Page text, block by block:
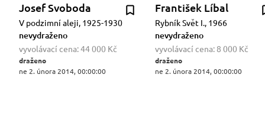
Josef Svoboda
V podzimní aleji, 1925-1930
nevydraženo
vyvolávací cena:44 000 Kč
draženo
ne 2. února 2014, 00:00:00
František Líbal
Rybník Svět I., 1966
nevydraženo
vyvolávací cena: 8 000 Kč
draženo
ne 2. února 2014, 00:00:00